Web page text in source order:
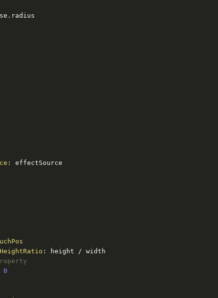
: effectSource
: height / width
0